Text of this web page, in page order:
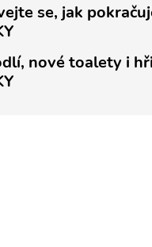
se, jak
nové toalety i